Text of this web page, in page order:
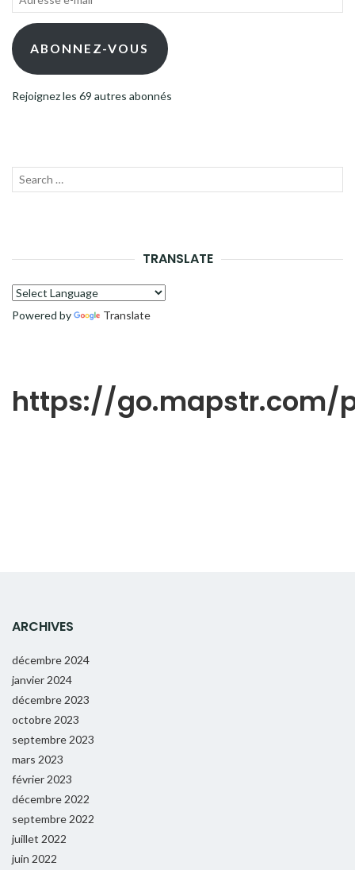
mail ABONNEZ-VOUS
Rejoignez les 69 autres abonnés
Recherche
TRANSLATE
Powered by Translate
https://go.mapstr.com/
ARCHIVES
décembre 2024
janvier 2024
décembre 2023
octobre 2023
septembre 2023
mars 2023
février 2023
décembre 2022
septembre 2022
juillet 2022
juin 2022